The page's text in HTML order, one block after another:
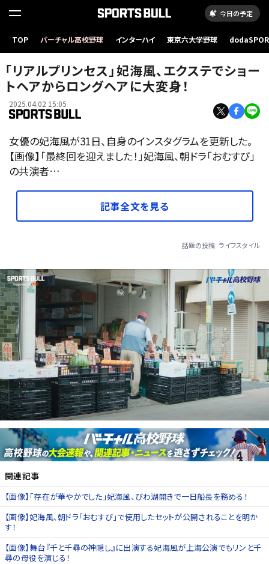
今日の予定
TOP バーチャル高校野球 インターハイ 東京六大学野球
「リアルプリンセス」妃海風、エクステでショー
トヘアからロングヘアに大変身！
2025.04.02 15:05
女優の妃海風が31日、自身のインスタグラムを更新した。
【画像】「最終回を迎えました！」妃海風、朝ドラ「おむすび」
の共演者…
記事全文を見る
話題の投稿 ライフスタイル
関連記事
【画像】「存在が華やかでした」妃海風、びわ湖開きで一日船長を務める！
【画像】妃海風、朝ドラ「おむすび」で使用したセットが公開されることを明か
す！
【画像】舞台『千と千尋の神隠し』に出演する妃海風が上海公演でもリンと千
尋の母役を演じる！